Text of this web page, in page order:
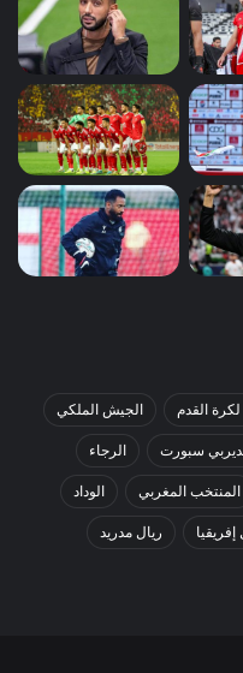
لكرة القدم الجيش الملكي
سبورت الرجاء
المنتخب المغربي الوداد
ريال مدريد